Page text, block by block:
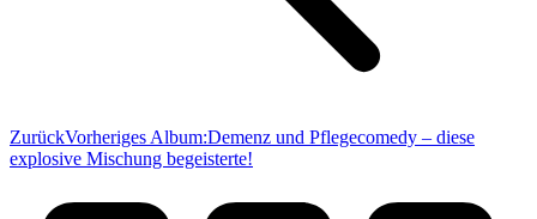
ZurückVorheriges Album:Demenz und Pflegecomedy – diese
explosive Mischung begeisterte!